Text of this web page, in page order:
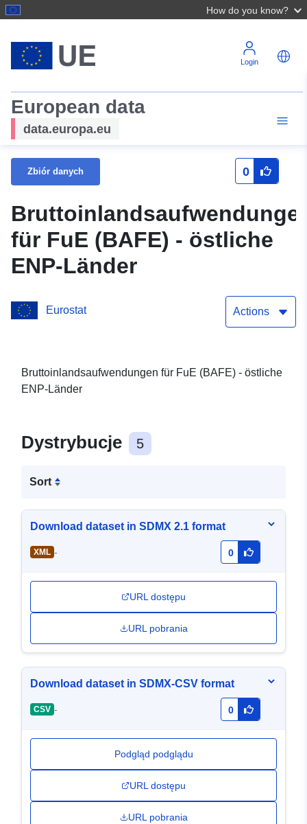
How do you know?
Login
European data
data.europa.eu
Zbiór danych 0
für FuE (BAFE) - östliche
ENP-Länder
Eurostat Actions
Bruttoinlandsaufwendungen für FuE (BAFE) - östliche
ENP-Länder
Dystrybucje 5
Sort
Download dataset in SDMX 2.1 format
XML - 0
URL dostępu
URL pobrania
Download dataset in SDMX-CSV format
CSV - 0
Podgląd podglądu
URL dostępu
URL pobrania